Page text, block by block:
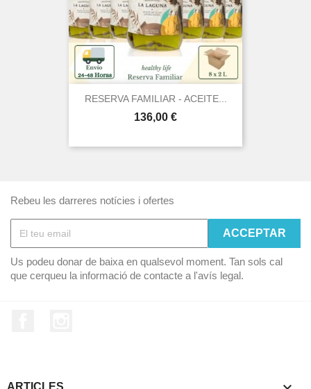
RESERVA FAMILIAR - ACEITE...
Preu
136,00 €
Rebeu les darreres notícies i ofertes
Us podeu donar de baixa en qualsevol moment. Tan sols cal
que cerqueu la informació de contacte a l'avís legal.
ARTICLES